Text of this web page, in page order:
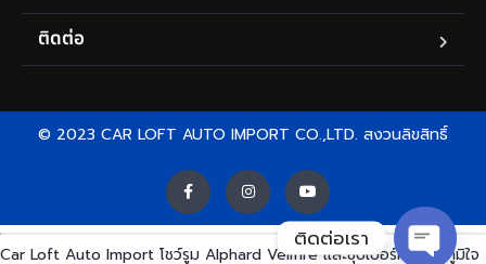
ติดต่อ
© 2023 CAR LOFT AUTO IMPORT CO.,LTD. สงวนลิขสิทธิ์
Car Loft Auto Import โชว์รูม Alphard Vellfire และซุปเปอร์คาร์ นั้นภูมิใจ
ติดต่อเรา